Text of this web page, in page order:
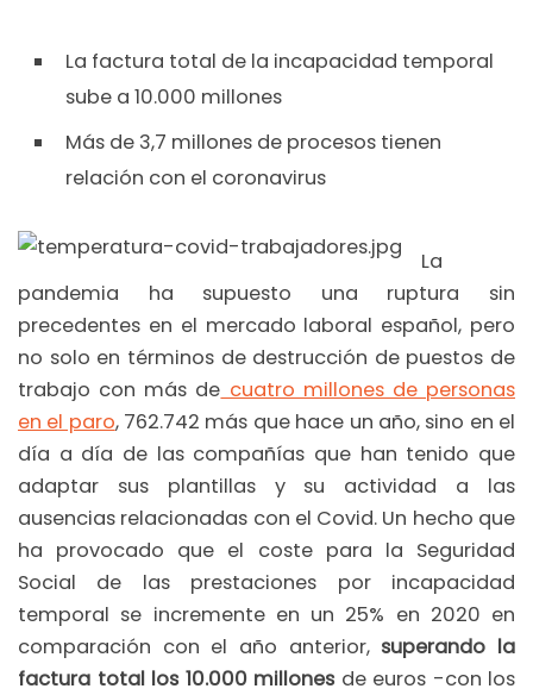
La factura total de la incapacidad temporal
sube a 10.000 millones
Más de 3,7 millones de procesos tienen
relación con el coronavirus
La
pandemia ha supuesto una ruptura sin
precedentes en el mercado laboral español, pero
no solo en términos de destrucción de puestos de
trabajo con más de cuatro millones de personas
en el paro, 762.742 más que hace un año, sino en el
día a día de las compañías que han tenido que
adaptar sus plantillas y su actividad a las
ausencias relacionadas con el Covid. Un hecho que
ha provocado que el coste para la Seguridad
Social de las prestaciones por incapacidad
temporal se incremente en un 25% en 2020 en
comparación con el año anterior, superando la
factura total los 10.000 millones de euros -con los